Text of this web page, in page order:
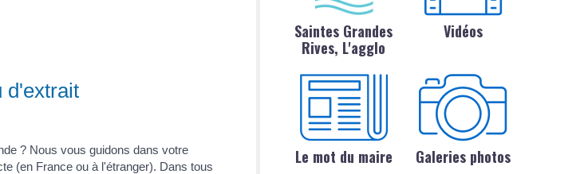
d'extrait
? Nous vous guidons dans votre
(en France ou à l'étranger). Dans tous
Saintes Grandes
Rives, L'agglo
Vidéos
Le mot du maire Galeries photos